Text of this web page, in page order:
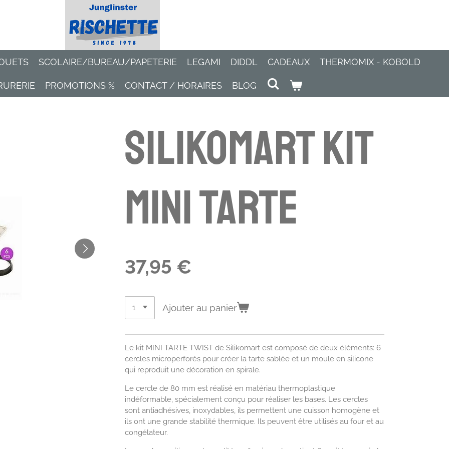
SCOLAIRE/BUREAU/PAPETERIE LEGAMI DIDDL CADEAUX THERMOMIX - KOBOLD
PROMOTIONS % CONTACT / HORAIRES BLOG
Silikomart Kit
mini Tarte
37,95 €
Ajouter au panier
Le kit MINI TARTE TWIST de Silikomart est composé de deux éléments: 6
cercles microperforés pour créer la tarte sablée et un moule en silicone
qui reproduit une décoration en spirale.
Le cercle de 80 mm est réalisé en matériau thermoplastique
indéformable, spécialement conçu pour réaliser les bases. Les cercles
sont antiadhésives, inoxydables, ils permettent une cuisson homogène et
ils ont une grande stabilité thermique. Ils peuvent être utilisés au four et au
congélateur.